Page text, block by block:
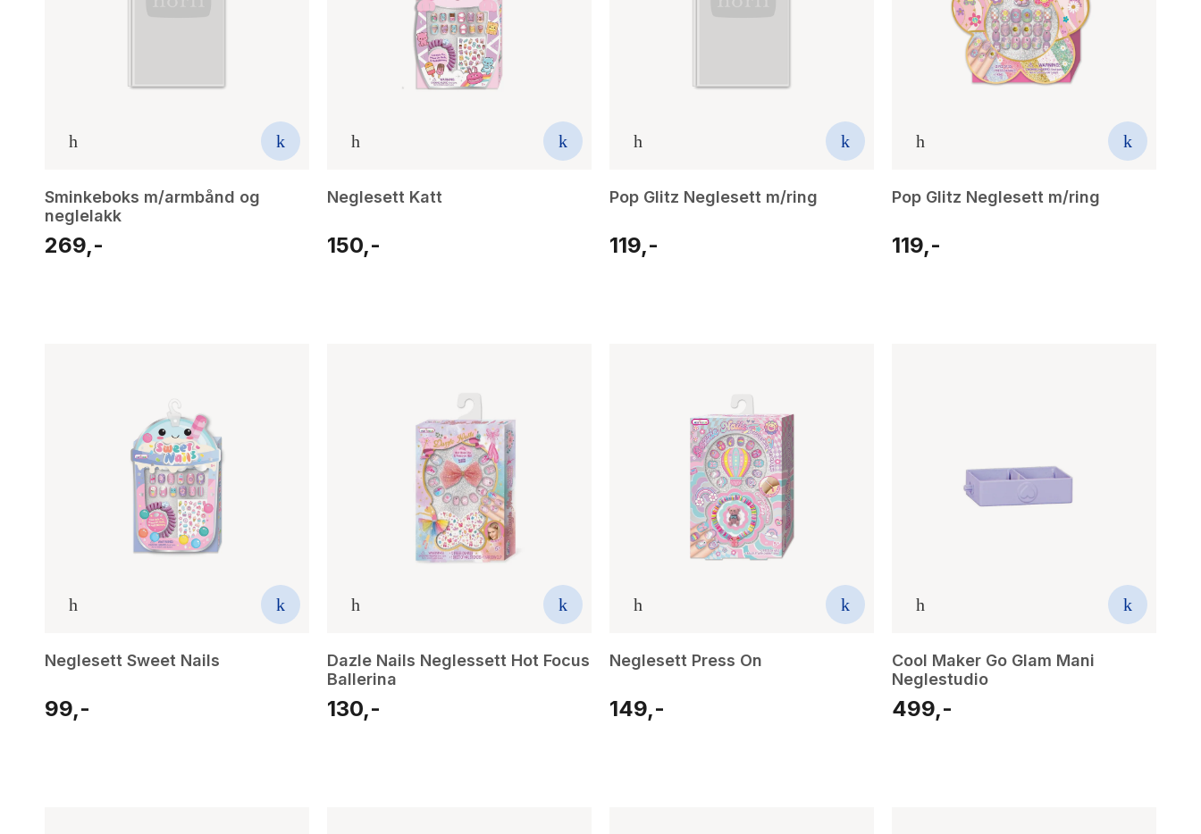
Sminkeboks m/armbånd og
neglelakk
269,-
Neglesett Katt
150,-
Pop Glitz Neglesett m/ring
119,-
Pop Glitz Neglesett m/ring
119,-
Neglesett Sweet Nails
99,-
Dazle Nails Neglessett Hot Focus
Ballerina
130,-
Neglesett Press On
149,-
Cool Maker Go Glam Mani
Neglestudio
499,-